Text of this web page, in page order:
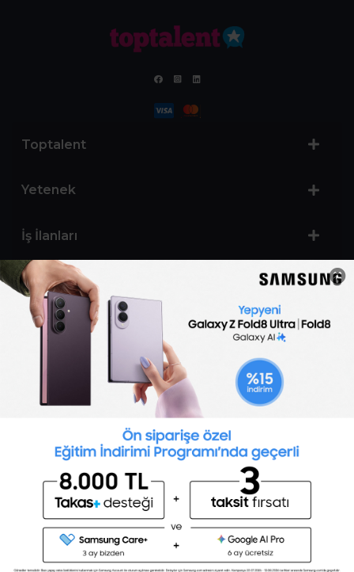
Toptalent
Yetenek
İş İlanları
Sertifika Programları
Yetenek Testleri
Toptalent Marka ve İnsan Kaynakları Danışmanlığı Limited Şirketi Özel İstihdam Bürosu
Olarak 11 / 11 / 2024 - 10 / 11 / 2027 tarihleri arasında faaliyette bulunmak üzere, Türkiye İş
Kurumu tarafından 05.11.2024 tarih ve 16998526 sayılı karar uyarınca 1251 nolu belge ile faaliyet
göstermektedir.Toptalent İş İlanları için tıklayın. 4904 sayılı kanun uyarınca iş arayanlardan
ücret alınmayacak ve menfaat temin edilmeyecektir.
Türkiye İş Kurumu İstanbul İl Müdürlüğü: 0 212 249 29 87 | Türkiye iş Kurumu İstanbul Çalışma
ve İş Kurumu Bahçelievler Hizmet Merkezi